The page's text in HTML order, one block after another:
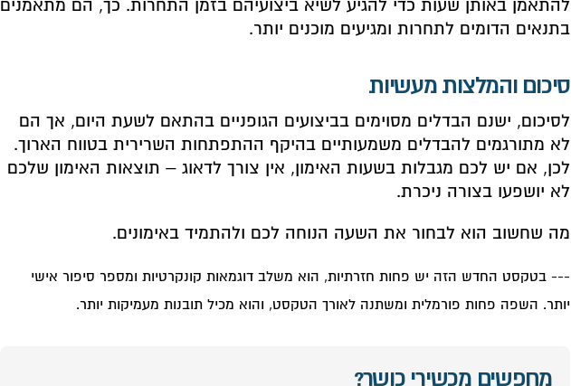
להתאמן באותן שעות כדי להגיע לשיא ביצועיהם בזמן התחרות. כך, הם מתאמנים
בתנאים הדומים לתחרות ומגיעים מוכנים יותר.
סיכום והמלצות מעשיות
לסיכום, ישנם הבדלים מסוימים בביצועים הגופניים בהתאם לשעת היום, אך הם
לא מתורגמים להבדלים משמעותיים בהיקף ההתפתחות השרירית בטווח הארוך.
לכן, אם יש לכם מגבלות בשעות האימון, אין צורך לדאוג – תוצאות האימון שלכם
לא יושפעו בצורה ניכרת.
מה שחשוב הוא לבחור את השעה הנוחה לכם ולהתמיד באימונים.
--- בטקסט החדש הזה יש פחות חזרתיות, הוא משלב דוגמאות קונקרטיות ומספר סיפור אישי
יותר. השפה פחות פורמלית ומשתנה לאורך הטקסט, והוא מכיל תובנות מעמיקות יותר.
מחפשים מכשירי כושר?